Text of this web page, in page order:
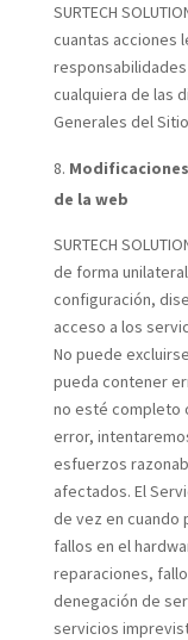
SURTECH
cuantas acciones
cualquiera de las
Generales del
de la web
SURTECH
de forma
configuración,
acceso a los
No puede
pueda contener
no esté completo
error,
esfuerzos
afectados. El
de vez en cuando
fallos en el
reparaciones,
denegación de
servicios